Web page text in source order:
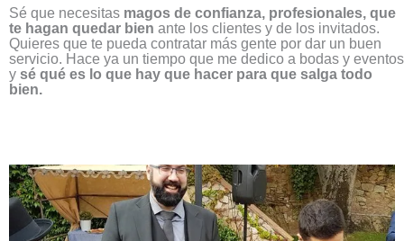
Sé que necesitas magos de confianza, profesionales, que
te hagan quedar bien ante los clientes y de los invitados.
Quieres que te pueda contratar más gente por dar un buen
servicio. Hace ya un tiempo que me dedico a bodas y eventos
y sé qué es lo que hay que hacer para que salga todo
bien.